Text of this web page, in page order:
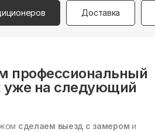
Доставка
профессиональный
на следующий
сделаем выезд с замером и